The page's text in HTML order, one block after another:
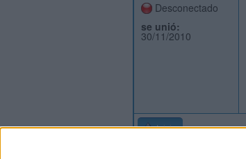
Desconectado
se unió:
30/11/2010
Inicio